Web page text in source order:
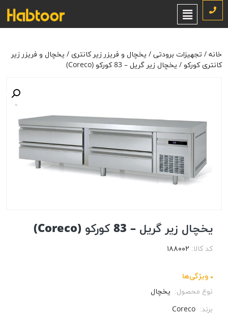
خانه/ تجهیزات برودتی
کانتری کورکو/ یخچال زیر گریل – 83 کورکو (Coreco)
خانه / تجهیزات برودتی / یخچال و فریزر زیر کانتری / یخچال و فریزر زیر
کانتری کورکو / یخچال زیر گریل – 83 کورکو (Coreco)
یخچال زیر گریل – 83 کورکو (Coreco)
کد کالا: ۱۸۸۰۰۲
ویژگی‌ها
نوع محصول: یخچال
برند: Coreco